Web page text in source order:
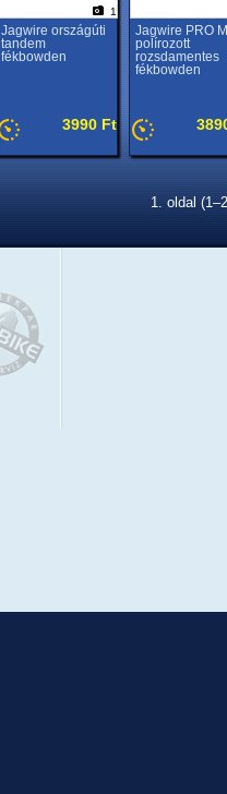
1
Jagwire országúti
tandem
fékbowden
3990 Ft
Jagwire PRO
polírozott
rozsdamentes
fékbowden
1. oldal